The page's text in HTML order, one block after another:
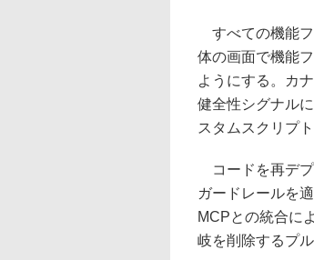
すべての機能フ
体の画面で機能
ようにする。カ
健全性シグナル
スタムスクリプ
コードを再デプ
ガードレールを
MCPとの統合に
岐を削除するプ